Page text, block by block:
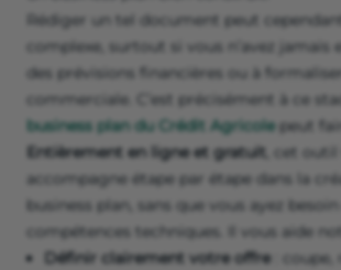
Rédiger un tel document peut
complexe, surtout si vous n’avez jamais
des prévisions financières ou à
commerciale. C’est précisément à ce
business plan du Crédit Agricolepeut
Entièrement en ligne et gratuit , cet
accompagne étape par étape dans la
business plan, sans que vous ayez
compétences techniques. Il vous aide
Définir clairement votre offre: coupe,